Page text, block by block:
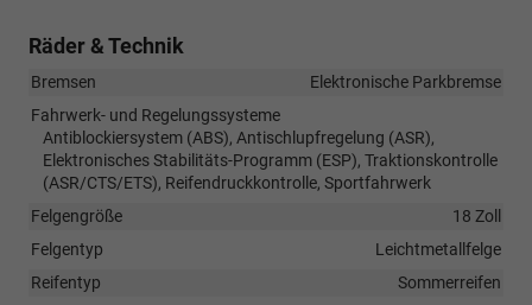
Räder & Technik
Bremsen
Elektronische Parkbremse
Fahrwerk- und Regelungssysteme
Antiblockiersystem (ABS), Antischlupfregelung (ASR),
Elektronisches Stabilitäts-Programm (ESP), Traktionskontrolle
(ASR/CTS/ETS), Reifendruckkontrolle, Sportfahrwerk
Felgengröße
18 Zoll
Felgentyp
Leichtmetallfelge
Reifentyp
Sommerreifen